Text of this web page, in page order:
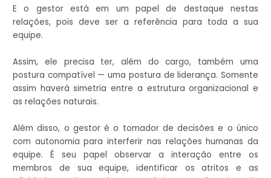
E o gestor está em um papel de destaque nestas
relações, pois deve ser a referência para toda a sua
equipe.
Assim, ele precisa ter, além do cargo, também uma
postura compatível — uma postura de liderança. Somente
assim haverá simetria entre a estrutura organizacional e
as relações naturais.
Além disso, o gestor é o tomador de decisões e o único
com autonomia para interferir nas relações humanas da
equipe. É seu papel observar a interação entre os
membros de sua equipe, identificar os atritos e as